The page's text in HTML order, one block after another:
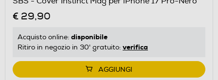
€ 29,90
Acquisto online: disponibile
Ritiro in negozio in 30' gratuito: verifica
AGGIUNGI